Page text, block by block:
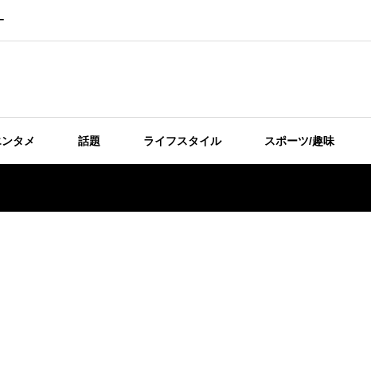
タメ 話題 ライフスタイル スポーツ/趣味